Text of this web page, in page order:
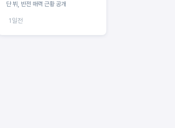
단 뷔, 반전 매력 근황 공개
1일전